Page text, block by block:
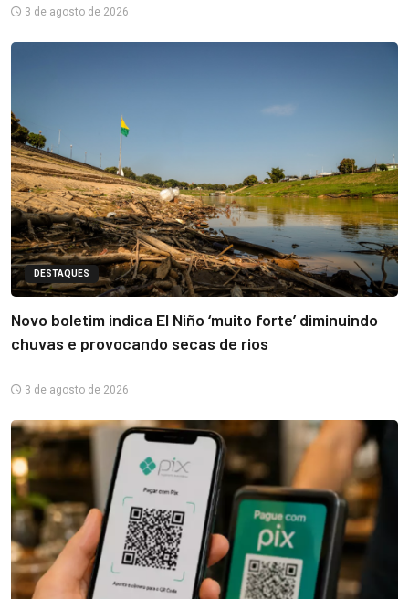
3 de agosto de 2026
DESTAQUES
Novo boletim indica El Niño ‘muito forte’ diminuindo
chuvas e provocando secas de rios
3 de agosto de 2026